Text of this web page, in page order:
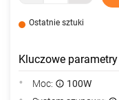
Ostatnie sztuki
Kluczowe parametry
Moc:
100W